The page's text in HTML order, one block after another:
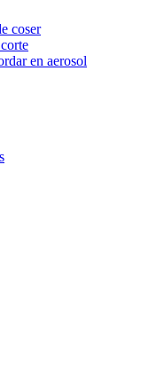
coser
en aerosol